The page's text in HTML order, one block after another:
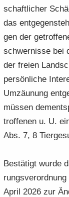
schaft­li­cher
das
gen der
schwer­nis­se bei
der frei­en
per­sön­li­che
Um­zäu­nung
müs­sen
trof­fe­nen u. U.
Abs. 7, 8
Be­stä­tigt wurde
April 2026 zur